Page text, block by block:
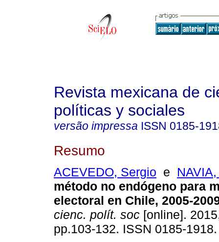
Revista mexicana de
políticas y sociales
versão impressa ISSN 0185-
Resumo
ACEVEDO, Sergio e
método no endógeno para
electoral en Chile, 2005-
cienc. polít. soc [online].
pp.103-132. ISSN 0185-1918.